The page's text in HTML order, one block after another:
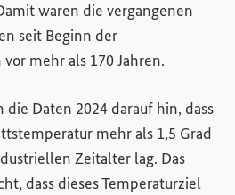
waren die vergangenen
seit Beginn der
mehr als 170 Jahren.
Daten 2024 darauf hin, dass
mehr als 1,5 Grad
Zeitalter lag. Das
dass dieses Temperaturziel